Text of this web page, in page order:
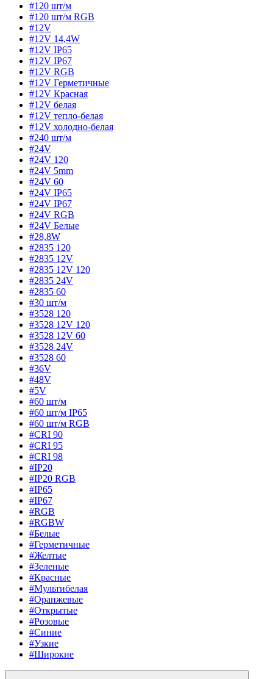
#120 шт/м
#120 шт/м RGB
#12V
#12V 14,4W
#12V IP65
#12V IP67
#12V RGB
#12V Герметичные
#12V Красная
#12V белая
#12V тепло-белая
#12V холодно-белая
#240 шт/м
#24V
#24V 120
#24V 5mm
#24V 60
#24V IP65
#24V IP67
#24V RGB
#24V Белые
#28,8W
#2835 120
#2835 12V
#2835 12V 120
#2835 24V
#2835 60
#30 шт/м
#3528 120
#3528 12V 120
#3528 12V 60
#3528 24V
#3528 60
#36V
#48V
#5V
#60 шт/м
#60 шт/м IP65
#60 шт/м RGB
#CRI 90
#CRI 95
#CRI 98
#IP20
#IP20 RGB
#IP65
#IP67
#RGB
#RGBW
#Белые
#Герметичные
#Желтые
#Зеленые
#Красные
#Мультибелая
#Оранжевые
#Открытые
#Розовые
#Синие
#Узкие
#Широкие